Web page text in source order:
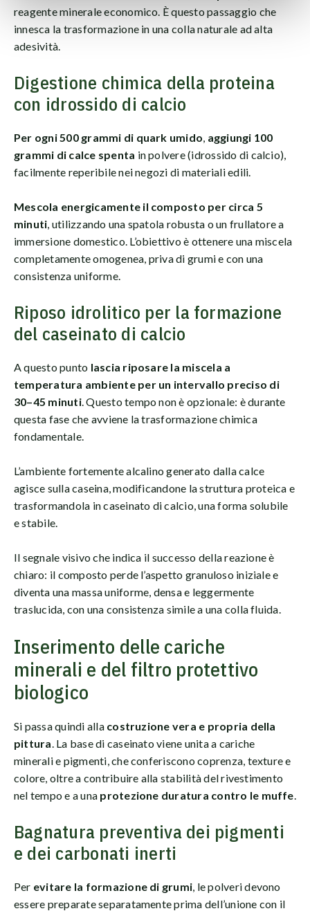
reagente minerale economico. È questo passaggio che
innesca la trasformazione in una colla naturale ad alta
adesività.
Digestione chimica della proteina
con idrossido di calcio
Per ogni 500 grammi di quark umido, aggiungi 100
grammi di calce spenta in polvere (idrossido di calcio),
facilmente reperibile nei negozi di materiali edili.
Mescola energicamente il composto per circa 5
minuti, utilizzando una spatola robusta o un frullatore a
immersione domestico. L’obiettivo è ottenere una miscela
completamente omogenea, priva di grumi e con una
consistenza uniforme.
Riposo idrolitico per la formazione
del caseinato di calcio
A questo punto lascia riposare la miscela a
temperatura ambiente per un intervallo preciso di
30–45 minuti. Questo tempo non è opzionale: è durante
questa fase che avviene la trasformazione chimica
fondamentale.
L’ambiente fortemente alcalino generato dalla calce
agisce sulla caseina, modificandone la struttura proteica e
trasformandola in caseinato di calcio, una forma solubile
e stabile.
Il segnale visivo che indica il successo della reazione è
chiaro: il composto perde l’aspetto granuloso iniziale e
diventa una massa uniforme, densa e leggermente
traslucida, con una consistenza simile a una colla fluida.
Inserimento delle cariche
minerali e del filtro protettivo
biologico
Si passa quindi alla costruzione vera e propria della
pittura. La base di caseinato viene unita a cariche
minerali e pigmenti, che conferiscono coprenza, texture e
colore, oltre a contribuire alla stabilità del rivestimento
nel tempo e a una protezione duratura contro le muffe.
Bagnatura preventiva dei pigmenti
e dei carbonati inerti
Per evitare la formazione di grumi, le polveri devono
essere preparate separatamente prima dell’unione con il